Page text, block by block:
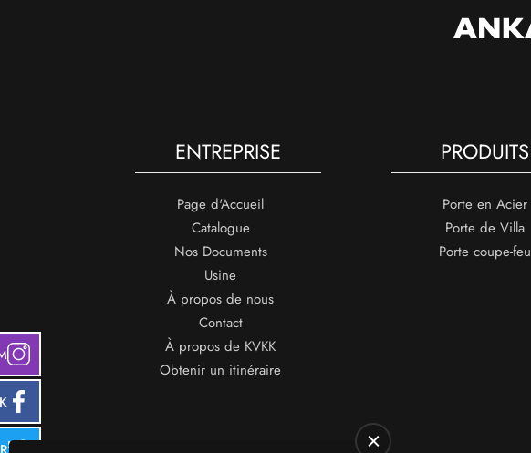
ENTREPRISE
Page d'Accueil
Catalogue
Nos Documents
Usine
À propos de nous
Contact
À propos de KVKK
Obtenir un itinéraire
PRODUITS
Porte en Acier
Porte de Villa
Porte coupe-feu